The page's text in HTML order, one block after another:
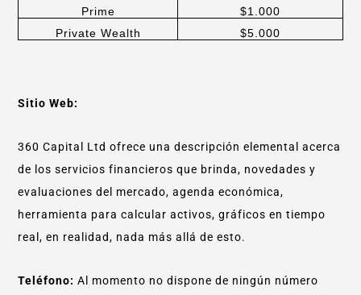
Prime
$1.000
Private Wealth
$5.000
Sitio Web:
360 Capital Ltd ofrece una descripción elemental acerca
de los servicios financieros que brinda, novedades y
evaluaciones del mercado, agenda económica,
herramienta para calcular activos, gráficos en tiempo
real, en realidad, nada más allá de esto.
Teléfono: Al momento no dispone de ningún número